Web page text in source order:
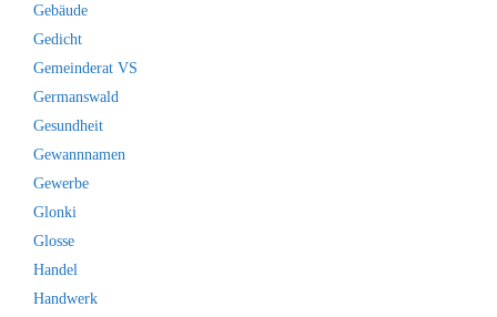
Gebäude
Gedicht
Gemeinderat VS
Germanswald
Gesundheit
Gewannnamen
Gewerbe
Glonki
Glosse
Handel
Handwerk